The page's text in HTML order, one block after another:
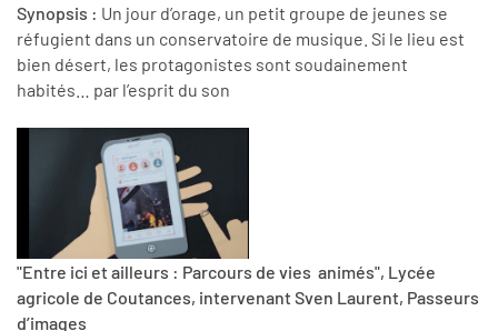
Synopsis : Un jour d’orage, un petit groupe de jeunes se
réfugient dans un conservatoire de musique. Si le lieu est
bien désert, les protagonistes sont soudainement
habités… par l’esprit du son
"Entre ici et ailleurs : Parcours de vies animés", Lycée
agricole de Coutances, intervenant Sven Laurent, Passeurs
d’images